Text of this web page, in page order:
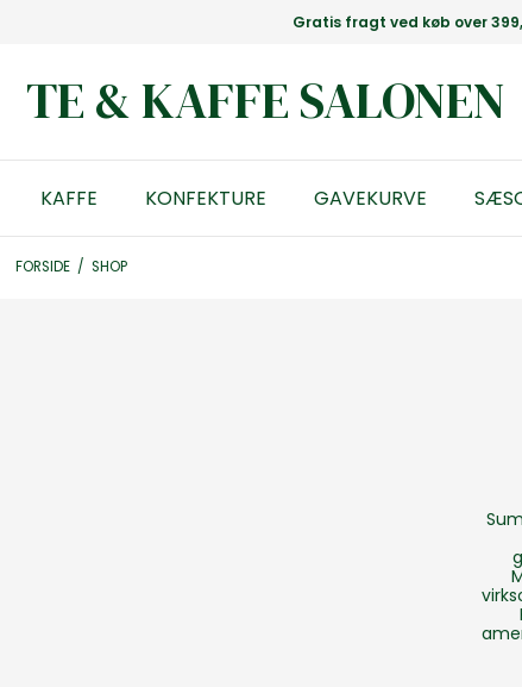
Gratis fragt ved køb over
TE & KAFFE SALONEN
KAFFE KONFEKTURE GAVEKURVE
FORSIDE / SHOP